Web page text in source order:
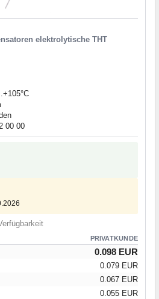
elektrolytische THT
00 00
PRIVATKUNDE
0.098 EUR
0.079 EUR
0.067 EUR
0.055 EUR